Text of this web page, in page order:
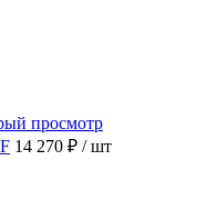
просмотр
14 270 ₽ / шт